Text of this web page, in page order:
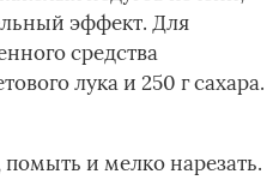
эффект. Для
средства
лука и 250 г сахара.
и мелко нарезать.